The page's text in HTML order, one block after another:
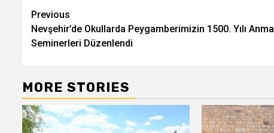
Post
navigation
Previous
Nevşehir’de Okullarda Peygamberimizin 1500. Yılı Anma
Seminerleri Düzenlendi
MORE STORIES